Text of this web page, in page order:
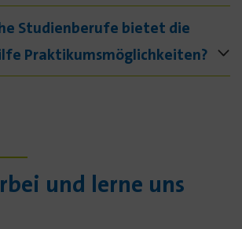
Studienberufe bietet die
Praktikumsmöglichkeiten?
und lerne uns